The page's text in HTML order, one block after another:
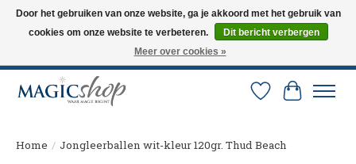
Altijd de nieuwste trucs op voorraad. Snelle verzending via PostNL en DHL.
Langskomen in onze winkel? Bel of mail om een afspraak te maken. 0251-
Verlanglijst
Home / Jongleerballen wit-kleur 120gr. Thud Beach
Door het gebruiken van onze website, ga je akkoord met het gebruik van
cookies om onze website te verbeteren.
Dit bericht verbergen
Meer over cookies »